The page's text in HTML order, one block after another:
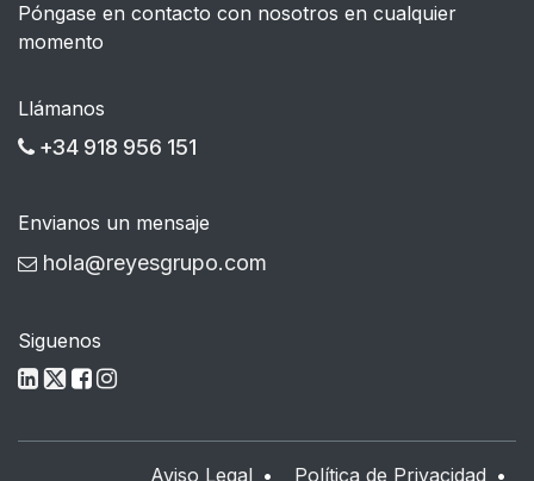
Póngase en contacto con nosotros en cualquier
momento
Llámanos
+34 918 956 151
Envianos un mensaje
hola@reyesgrupo.com
Siguenos
Aviso Legal • Política de Privacidad •